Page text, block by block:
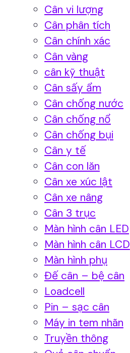
Cân vi lượng
Cân phân tích
Cân chính xác
Cân vàng
cân kỹ thuật
Cân sấy ẩm
Cân chống nước
Cân chống nổ
Cân chống bụi
Cân y tế
Cân con lăn
Cân xe xúc lật
Cân xe nâng
Cân 3 trục
Màn hình cân LED
Màn hình cân LCD
Màn hình phụ
Đế cân – bệ cân
Loadcell
Pin – sạc cân
Máy in tem nhãn
Truyền thông